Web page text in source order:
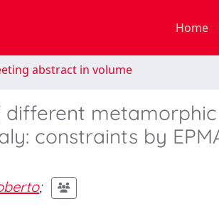
Home
abstract in volume
constraints by
;